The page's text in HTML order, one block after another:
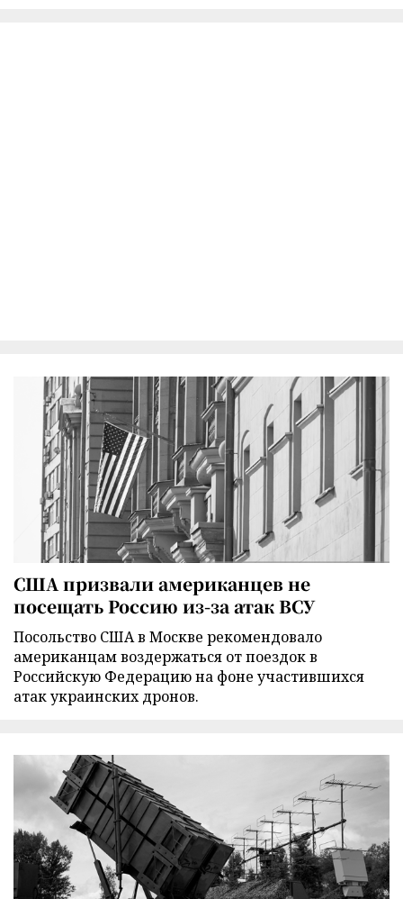
США призвали американцев не
посещать Россию из-за атак ВСУ
Посольство США в Москве рекомендовало
американцам воздержаться от поездок в
Российскую Федерацию на фоне участившихся
атак украинских дронов.